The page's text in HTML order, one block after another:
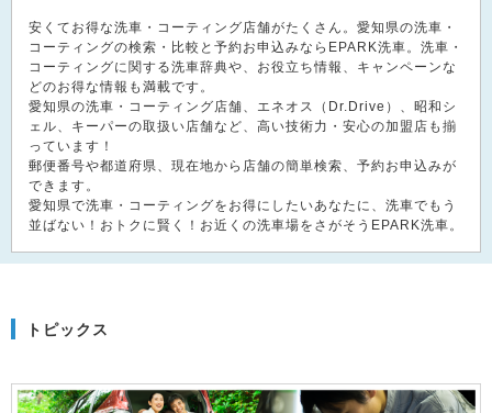
安くてお得な洗車・コーティング店舗がたくさん。愛知県の洗車・
コーティングの検索・比較と予約お申込みならEPARK洗車。洗車・
コーティングに関する洗車辞典や、お役立ち情報、キャンペーンな
どのお得な情報も満載です。
愛知県の洗車・コーティング店舗、エネオス（Dr.Drive）、昭和シ
ェル、キーパーの取扱い店舗など、高い技術力・安心の加盟店も揃
っています！
郵便番号や都道府県、現在地から店舗の簡単検索、予約お申込みが
できます。
愛知県で洗車・コーティングをお得にしたいあなたに、洗車でもう
並ばない！おトクに賢く！お近くの洗車場をさがそうEPARK洗車。
トピックス